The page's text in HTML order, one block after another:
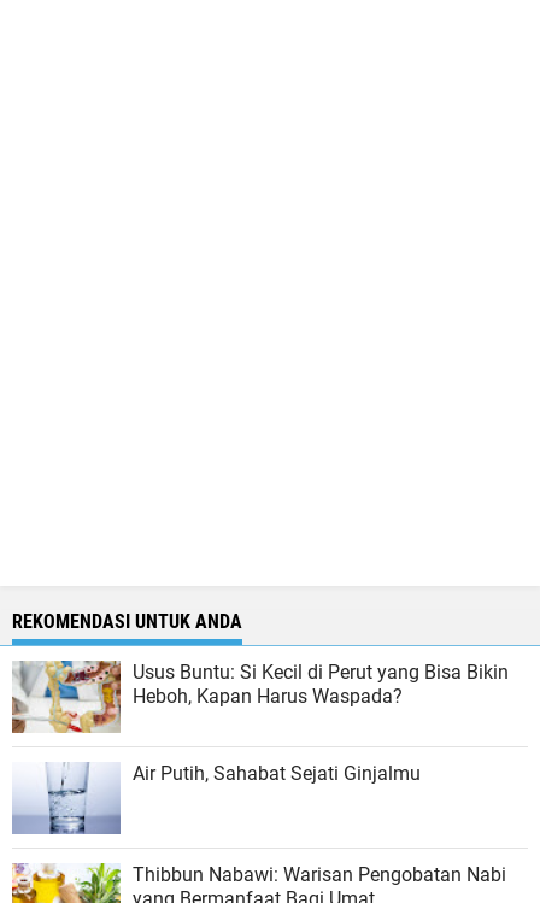
REKOMENDASI UNTUK ANDA
Usus Buntu: Si Kecil di Perut yang Bisa Bikin
Heboh, Kapan Harus Waspada?
Air Putih, Sahabat Sejati Ginjalmu
Thibbun Nabawi: Warisan Pengobatan Nabi